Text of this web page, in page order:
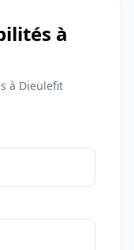
à
à Dieulefit